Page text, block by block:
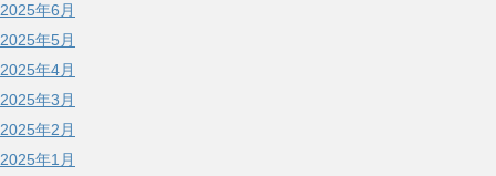
2025年6月
2025年5月
2025年4月
2025年3月
2025年2月
2025年1月